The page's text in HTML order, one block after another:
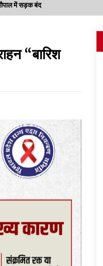
होगी जांच : करण शर्मा
सहित नेताओं ने जताया
राज्यस्तरीय स्वतंत्रता
ध्वजारोहण
में सड़क बंद
“बारिश